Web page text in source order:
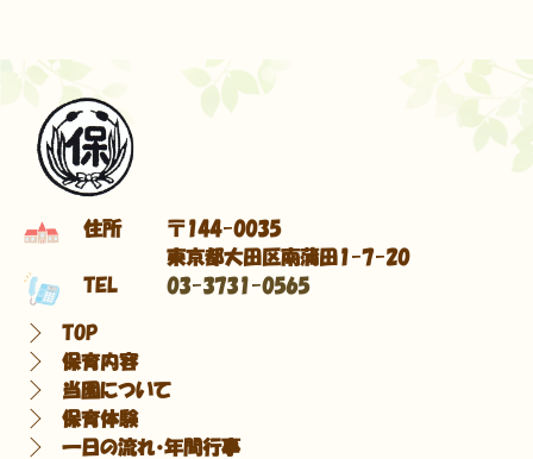
住所
〒144-0035
東京都大田区南蒲田1-7-20
TEL
03-3731-0565
TOP
保育内容
当園について
保育体験
一日の流れ・年間行事